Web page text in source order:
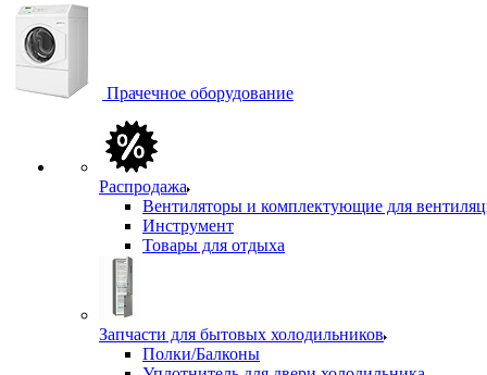
Прачечное оборудование
Распродажа
Вентиляторы и комплектующие для
Инструмент
Товары для отдыха
Запчасти для бытовых холодильников
Полки/Балконы